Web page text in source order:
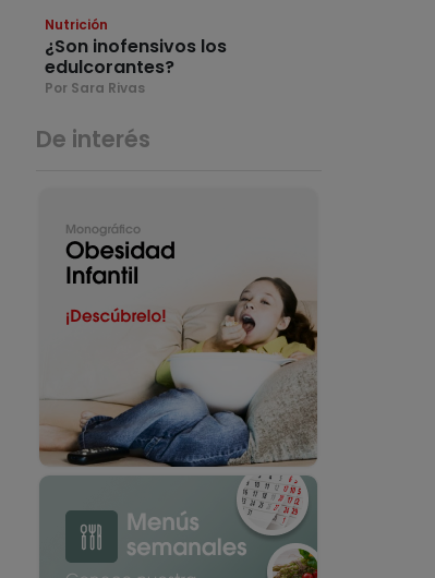
Nutrición
¿Son inofensivos los
edulcorantes?
Por Sara Rivas
De interés